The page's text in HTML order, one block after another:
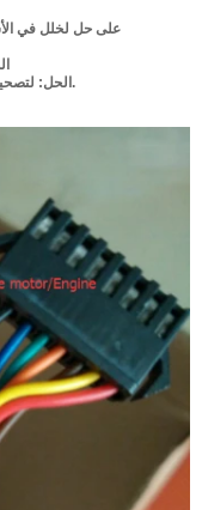
على حل لخلل في
الحل: لتصحيح الأسلاك للنقر في الترتيب الصحيح. (خط أبيض وأسود).